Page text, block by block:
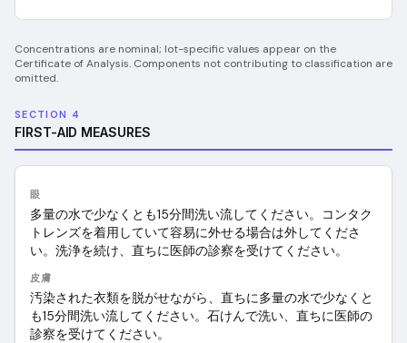
Concentrations are nominal; lot-specific values appear on the
Certificate of Analysis. Components not contributing to classification are
omitted.
SECTION 4
FIRST-AID MEASURES
眼
多量の水で少なくとも15分間洗い流してください。コンタク
トレンズを着用していて容易に外せる場合は外してくださ
い。洗浄を続け、直ちに医師の診察を受けてください。
皮膚
汚染された衣類を脱がせながら、直ちに多量の水で少なくと
も15分間洗い流してください。石けんで洗い、直ちに医師の
診察を受けてください。